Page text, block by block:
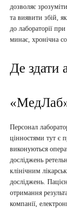
дозволяє
та виявити збій,
до лабораторії
минає, хронічна
Де здати
Персонал
цінностями тут є
виконуються
досліджень
клінічним
досліджень.
отримання
компанії,